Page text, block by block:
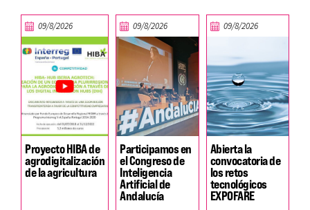
09/8/2026
Proyecto HIBA de
agrodigitalización
de la agricultura
09/8/2026
Participamos en
el Congreso de
Inteligencia
Artificial de
Andalucía
09/8/2026
Abierta la
convocatoria de
los retos
tecnológicos
EXPOFARE